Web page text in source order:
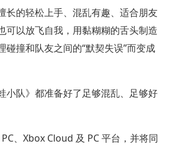
长的轻松上手、混乱有趣、适合朋友
可以放飞自我，用黏糊糊的舌头制造
撞和队友之间的“默契失误”而变成
小队》都准备好了足够混乱、足够好
、Xbox Cloud 及 PC 平台，并将同